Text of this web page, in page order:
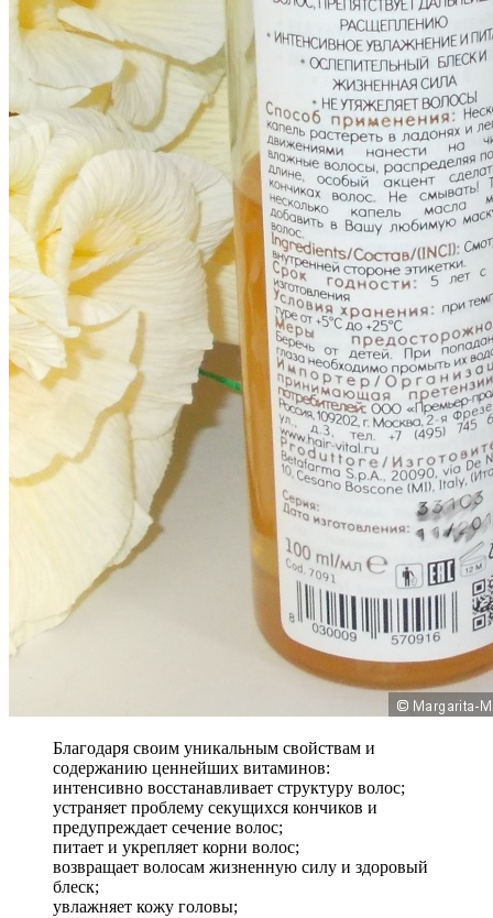
Благодаря своим уникальным свойствам и
содержанию ценнейших витаминов:
интенсивно восстанавливает структуру волос;
устраняет проблему секущихся кончиков и
предупреждает сечение волос;
питает и укрепляет корни волос;
возвращает волосам жизненную силу и здоровый
блеск;
увлажняет кожу головы;